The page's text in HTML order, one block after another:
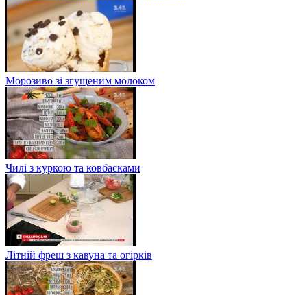
Морозиво зі згущеним молоком
Чилі з куркою та ковбасками
Літній фреш з кавуна та огірків